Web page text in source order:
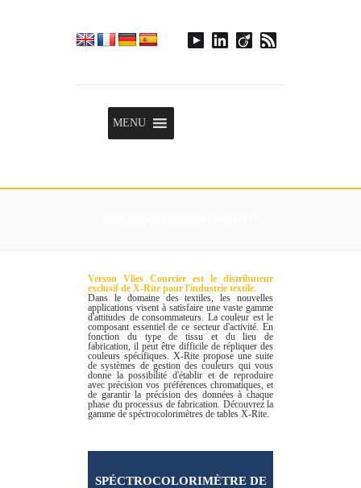
MENU
Verson Vlies Courcier est le distributeur
exclusif de X-Rite pour l'industrie textile.
Dans le domaine des textiles, les nouvelles
applications visent à satisfaire une vaste gamme
d'attitudes de consommateurs. La couleur est le
composant essentiel de ce secteur d'activité. En
fonction du type de tissu et du lieu de
fabrication, il peut être difficile de répliquer des
couleurs spécifiques. X-Rite propose une suite
de systèmes de gestion des couleurs qui vous
donne la possibilité d'établir et de reproduire
avec précision vos préférences chromatiques, et
de garantir la précision des données à chaque
phase du processus de fabrication. Découvrez la
gamme de spéctrocolorimètres de tables X-Rite.
SPÉCTROCOLORIMÈTRE DE